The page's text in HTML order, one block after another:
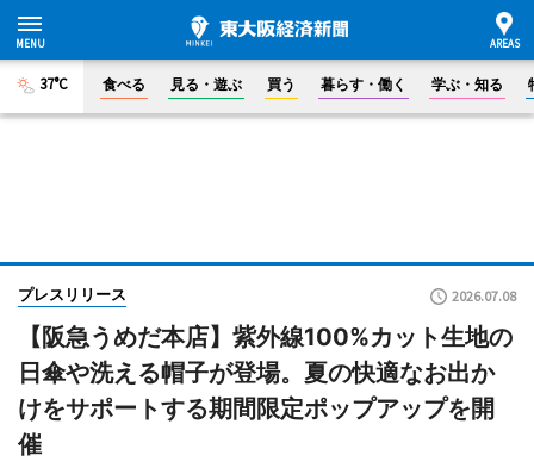
37°C 食べる 見る・遊ぶ 買う 暮らす・働く 学ぶ・知る
プレスリリース 2026.07.08
【阪急うめだ本店】紫外線100%カット生地の
日傘や洗える帽子が登場。夏の快適なお出か
けをサポートする期間限定ポップアップを開
催